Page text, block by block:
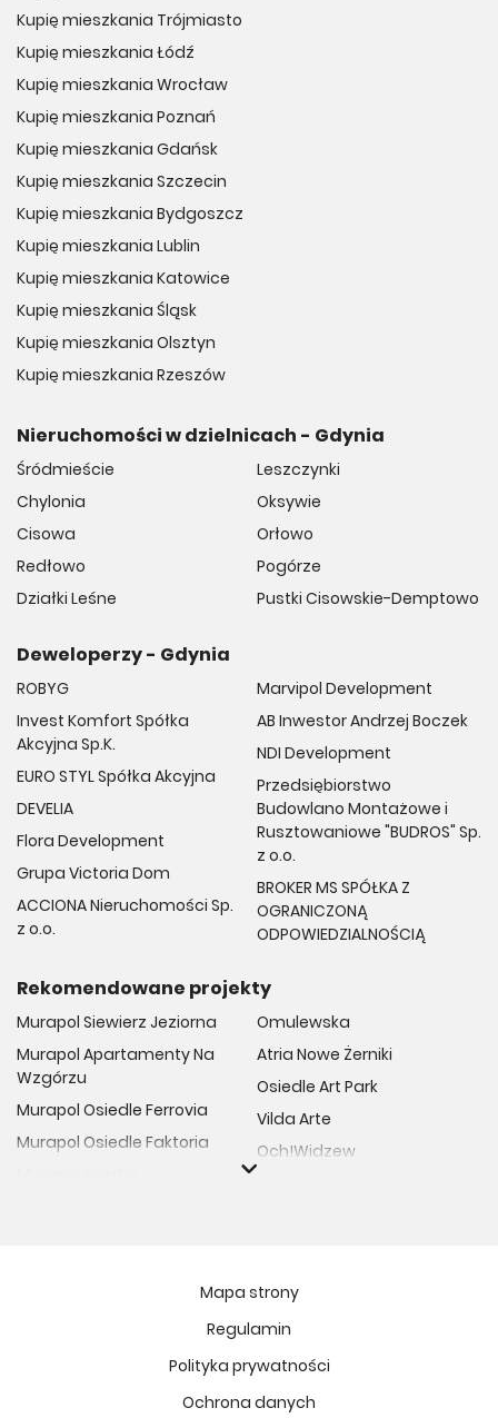
Kupię mieszkania Trójmiasto
Kupię mieszkania Łódź
Kupię mieszkania Wrocław
Kupię mieszkania Poznań
Kupię mieszkania Gdańsk
Kupię mieszkania Szczecin
Kupię mieszkania Bydgoszcz
Kupię mieszkania Lublin
Kupię mieszkania Katowice
Kupię mieszkania Śląsk
Kupię mieszkania Olsztyn
Kupię mieszkania Rzeszów
Nieruchomości w dzielnicach - Gdynia
Śródmieście
Chylonia
Cisowa
Redłowo
Działki Leśne
Leszczynki
Oksywie
Orłowo
Pogórze
Pustki Cisowskie-Demptowo
Deweloperzy - Gdynia
ROBYG
Invest Komfort Spółka
Akcyjna Sp.K.
EURO STYL Spółka Akcyjna
DEVELIA
Flora Development
Grupa Victoria Dom
ACCIONA Nieruchomości Sp.
z o.o.
Marvipol Development
AB Inwestor Andrzej Boczek
NDI Development
Przedsiębiorstwo
Budowlano Montażowe i
Rusztowaniowe "BUDROS" Sp.
z o.o.
BROKER MS SPÓŁKA Z
OGRANICZONĄ
ODPOWIEDZIALNOŚCIĄ
Rekomendowane projekty
Murapol Siewierz Jeziorna
Murapol Apartamenty Na
Wzgórzu
Murapol Osiedle Ferrovia
Murapol Osiedle Faktoria
Murapol Osiedle Szafirove
Omulewska
Atria Nowe Żerniki
Osiedle Art Park
Vilda Arte
Och!Widzew
Fort Natura Etap II
Osiedle Imbramowskie
Mapa strony
Regulamin
Polityka prywatności
Ochrona danych